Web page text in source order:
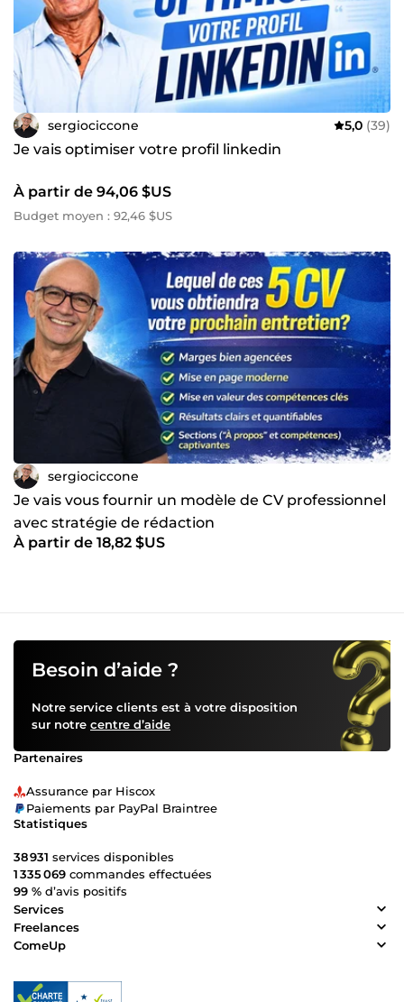
sergiociccone 5,0 (39)
Je vais optimiser votre profil linkedin
À partir de 94,06 $US
Budget moyen : 92,46 $US
sergiociccone
Je vais vous fournir un modèle de CV professionnel
avec stratégie de rédaction
À partir de 18,82 $US
Besoin d’aide ?
Notre service clients est à votre disposition
sur notre centre d’aide
Partenaires
Assurance par Hiscox
Paiements par PayPal Braintree
Statistiques
38 931 services disponibles
1 335 069 commandes effectuées
99 % d’avis positifs
Services
Freelances
ComeUp